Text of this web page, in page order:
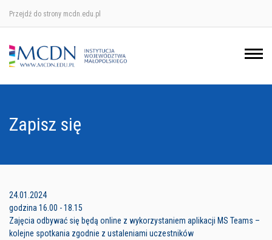
Przejdź do strony mcdn.edu.pl
Zapisz się
24.01.2024
godzina 16.00 - 18.15
Zajęcia odbywać się będą online z wykorzystaniem aplikacji MS Teams –
kolejne spotkania zgodnie z ustaleniami uczestników
Ośrodek w Krakowie
Ośrodek w Nowym Sączu
Ośrodek w Tarnowie